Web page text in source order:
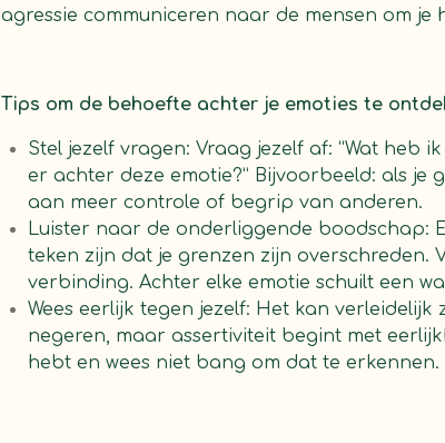
agressie communiceren naar de mensen om je
Tips om de behoefte achter je emoties te
Stel jezelf vragen: Vraag jezelf af: “Wat heb
er achter deze emotie?” Bijvoorbeeld: als je
aan meer controle of begrip van anderen.
Luister naar de onderliggende boodschap:
teken zijn dat je grenzen zijn overschreden.
verbinding. Achter elke emotie schuilt een
Wees eerlijk tegen jezelf: Het kan
negeren, maar assertiviteit begint met
hebt en wees niet bang om dat te erkennen.